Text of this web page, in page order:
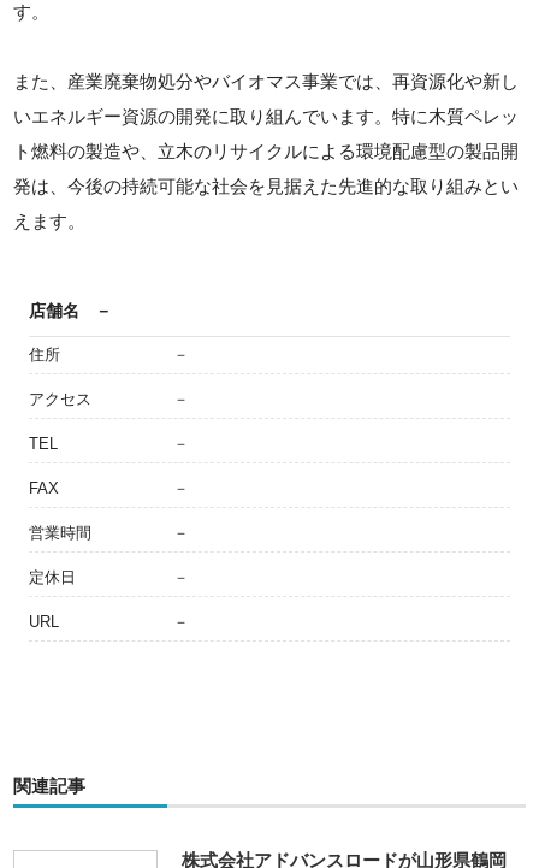
す。
また、産業廃棄物処分やバイオマス事業では、再資源化や新し
いエネルギー資源の開発に取り組んでいます。特に木質ペレッ
ト燃料の製造や、立木のリサイクルによる環境配慮型の製品開
発は、今後の持続可能な社会を見据えた先進的な取り組みとい
えます。
店舗名 －
住所 －
アクセス －
TEL －
FAX －
営業時間 －
定休日 －
URL －
関連記事
株式会社アドバンスロードが山形県鶴岡